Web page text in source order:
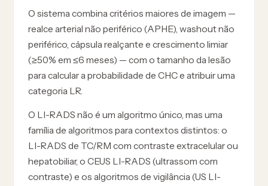
O sistema combina critérios maiores de imagem —
realce arterial não periférico (APHE), washout não
periférico, cápsula realçante e crescimento limiar
(≥50% em ≤6 meses) — com o tamanho da lesão
para calcular a probabilidade de CHC e atribuir uma
categoria LR.
O LI-RADS não é um algoritmo único, mas uma
família de algoritmos para contextos distintos: o
LI-RADS de TC/RM com contraste extracelular ou
hepatobiliar, o CEUS LI-RADS (ultrassom com
contraste) e os algoritmos de vigilância (US LI-